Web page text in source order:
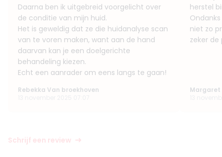
Daarna ben ik uitgebreid voorgelicht over
de conditie van mijn huid.
Het is geweldig dat ze die huidanalyse scan
van te voren maken, want aan de hand
daarvan kan je een doelgerichte
behandeling kiezen.
Echt een aanrader om eens langs te gaan!
Rebekka Van broekhoven
herstel
niet zo
zeker de
Margaret
Schrijf een review